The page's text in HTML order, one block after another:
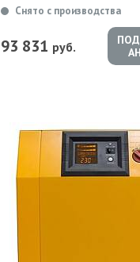
Снято с производства
93 831 руб.